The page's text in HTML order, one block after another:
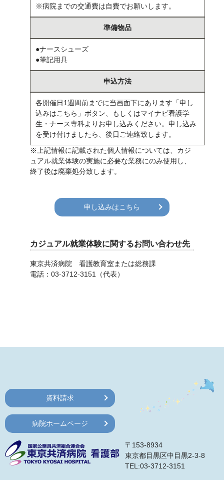
※病院までの交通費は自費でお願いします。
準備物品
●ナースシューズ
●筆記用具
申込方法
各開催日1週間前までに当画面下にあります「申し
込みはこちら」ボタン、もしくはマイナビ看護学
生・ナース専科よりお申し込みください。申し込み
を受け付けましたら、後日ご連絡致します。
※上記情報に記載された個人情報については、カジ
ュアル就業体験の実施に必要な業務にのみ使用し、
終了後は廃棄処分致します。
申し込みはこちら
カジュアル就業体験に関するお問い合わせ先
東京共済病院 看護教育室または総務課
電話：03-3712-3151（代表）
資料請求
病院ホームページ
〒153-8934
東京都目黒区中目黒2-3-8
TEL:03-3712-3151